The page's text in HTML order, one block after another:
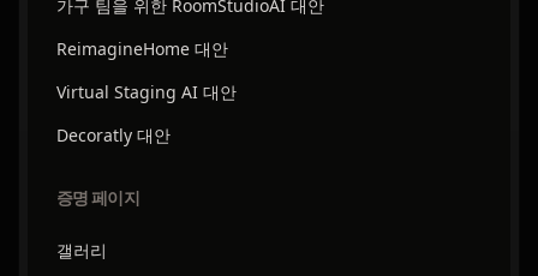
가구 팀을 위한 RoomStudioAI 대안
ReimagineHome 대안
Virtual Staging AI 대안
Decoratly 대안
증명 페이지
갤러리